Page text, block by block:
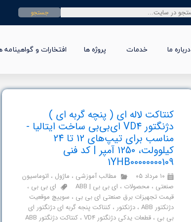
جستجو
درباره ما خدمات پروژه ها افتخارات و گواهینامه
کنتاکت لاله ای ( پنچه گربه ای )
دژنگتور VD4 ای‌بی‌بی ساخت ایتالیا -
مناسب برای تیپ‌های 12 تا 24
کیلوولت، 1250 آمپر | کد فنی
1YHB00000000109
۱۰ مرداد ۰۵ مطالب آموزشی ، ماژول ، اتوماسیون
صنعتی ، محصولات ، ای بی بی | ABB ای بی بی ،
قیمت تجهیزات برق صنعتی ای بی بی ، سوییچ موقعیت
دژنکتور ABB
،دژنکتور ،کنتاکت پنجه گربه ای دژنگتور ای
بی بی ،قطعات یدکی دژنگتور VD4 ،
کنتاکت دژنگتور ABB